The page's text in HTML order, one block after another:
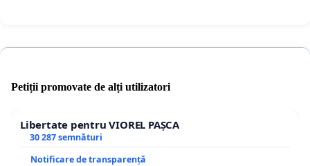
Petiții promovate de alți utilizatori
Libertate pentru VIOREL PAȘCA
30 287 semnături
Notificare de transparență